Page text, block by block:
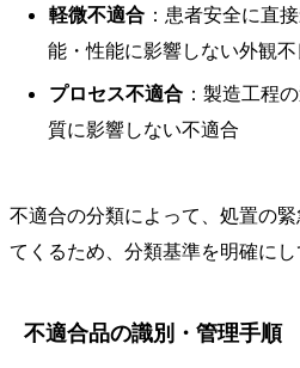
軽微不適合 ：患者安全に直
能・性能に影響しない外観
プロセス不適合 ：製造工程
質に影響しない不適合
不適合の分類によって、処置の
てくるため、分類基準を明確にし
不適合品の識別・管理手順